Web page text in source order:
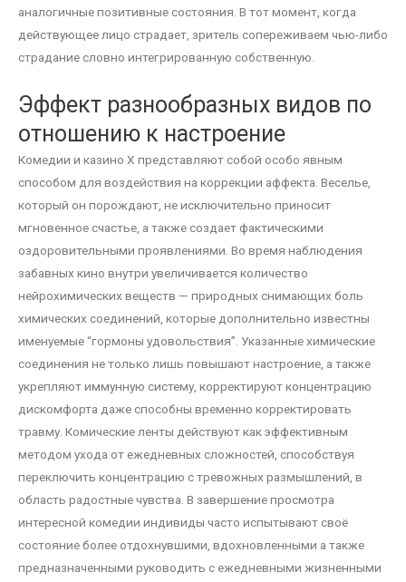
аналогичные позитивные состояния. В тот момент, когда
действующее лицо страдает, зритель сопереживаем чью-либо
страдание словно интегрированную собственную.
Эффект разнообразных видов по
отношению к настроение
Комедии и казино Х представляют собой особо явным
способом для воздействия на коррекции аффекта. Веселье,
который он порождают, не исключительно приносит
мгновенное счастье, а также создает фактическими
оздоровительными проявлениями. Во время наблюдения
забавных кино внутри увеличивается количество
нейрохимических веществ — природных снимающих боль
химических соединений, которые дополнительно известны
именуемые “гормоны удовольствия”. Указанные химические
соединения не только лишь повышают настроение, а также
укрепляют иммунную систему, корректируют концентрацию
дискомфорта даже способны временно корректировать
травму. Комические ленты действуют как эффективным
методом ухода от ежедневных сложностей, способствуя
переключить концентрацию с тревожных размышлений, в
область радостные чувства. В завершение просмотра
интересной комедии индивиды часто испытывают своё
состояние более отдохнувшими, вдохновленными а также
предназначенными руководить с ежедневными жизненными